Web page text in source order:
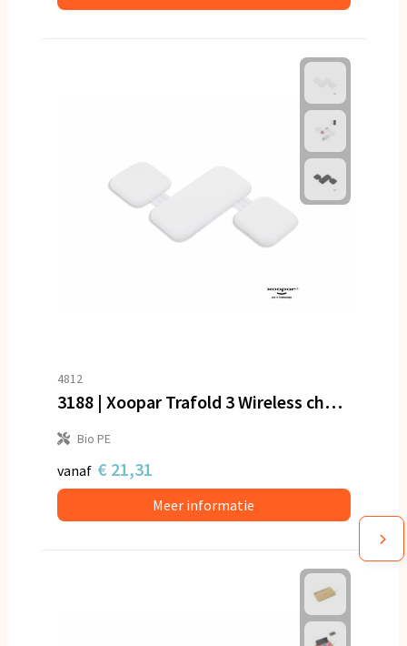
4812
3188 | Xoopar Trafold 3 Wireless charger 15W
Bio PE
vanaf € 21,31
Meer informatie